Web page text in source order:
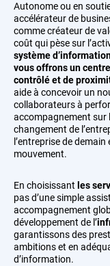
Autonome ou en
accélérateur de
comme créateur de
coût qui pèse sur
système
vous offrons un
contrôlé et de
aide à concevoir un
collaborateurs à
accompagnement sur
changement de
l’entreprise de
mouvement.
En choisissant les
pas d’une simple
accompagnement
développement de l’
garantissons des
ambitions et en
d’information.